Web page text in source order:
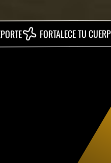
FORTALECE TU CUERPO